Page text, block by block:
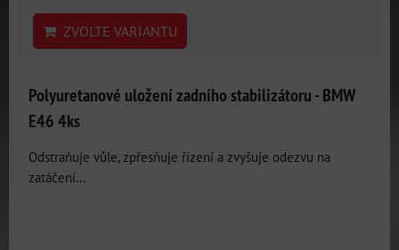
ZVOLTE VARIANTU
Polyuretanové uložení zadního stabilizátoru - BMW
E46 4ks
Odstraňuje vůle, zpřesňuje řízení a zvyšuje odezvu na
zatáčení...